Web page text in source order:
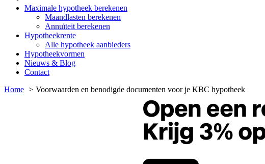
Maximale hypotheek berekenen
Maandlasten berekenen
Annuïteit berekenen
Hypotheekrente
Alle hypotheek aanbieders
Hypotheekvormen
Nieuws & Blog
Contact
Home
Voorwaarden en benodigde documenten voor je KBC hypotheek